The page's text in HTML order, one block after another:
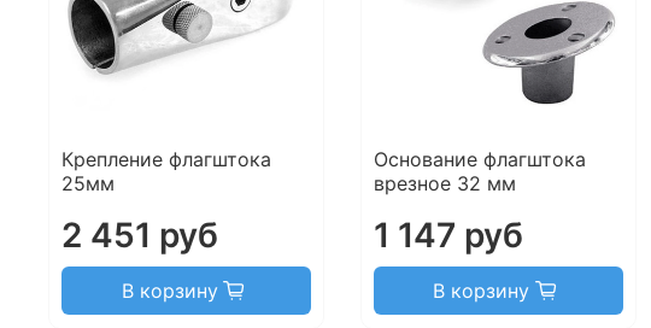
Крепление флагштока
25мм
2 451 руб
В корзину
Основание флагштока
врезное 32 мм
1 147 руб
В корзину